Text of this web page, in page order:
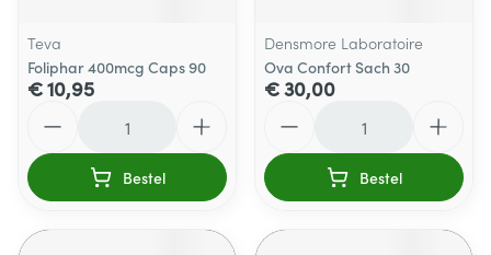
Teva
Foliphar 400mcg Caps 90
€ 10,95
Bestel
Densmore Laboratoire
Ova Confort Sach 30
€ 30,00
Bestel